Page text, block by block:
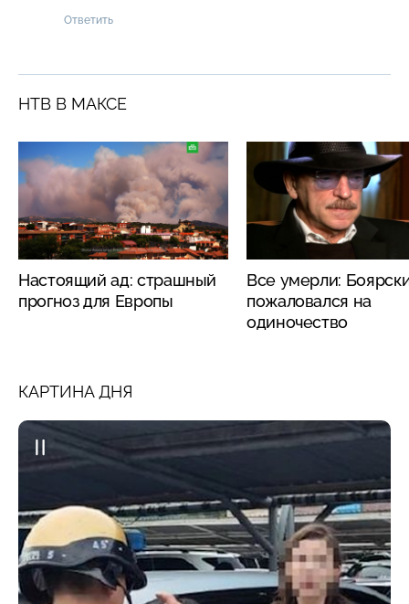
Ответить
НТВ В МАКСЕ
Настоящий ад: страшный
прогноз для Европы
Все умерли:
пожаловался на
одиночество
КАРТИНА ДНЯ